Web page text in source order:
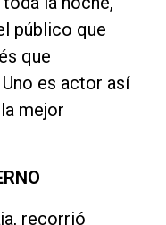
público que
que
es actor así
mejor
recorrió